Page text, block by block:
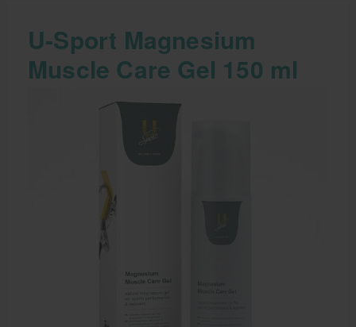
Fysiotherapieproducten
Verbruiksmaterialen
Massage, oliën en lotion
Zalven, crèmes, etherische olie
Massage accessoires
U-Sport Magnesium
Muscle Care Gel 150 ml